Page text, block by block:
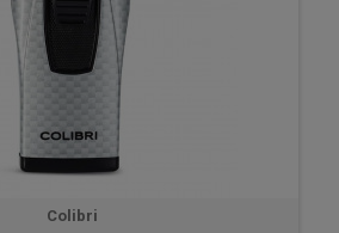
Colibri